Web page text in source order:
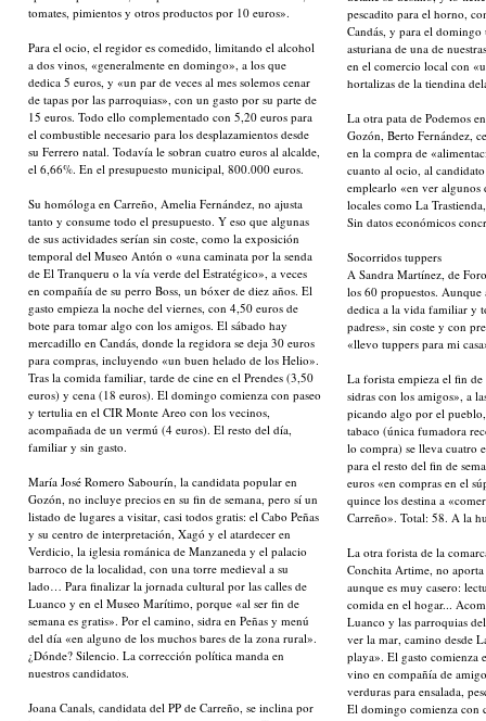
tomates, pimientos y otros productos por 10 euros».
Para el ocio, el regidor es comedido, limitando el alcohol
a dos vinos, «generalmente en domingo», a los que
dedica 5 euros, y «un par de veces al mes solemos cenar
de tapas por las parroquias», con un gasto por su parte de
15 euros. Todo ello complementado con 5,20 euros para
el combustible necesario para los desplazamientos desde
su Ferrero natal. Todavía le sobran cuatro euros al alcalde,
el 6,66%. En el presupuesto municipal, 800.000 euros.
Su homóloga en Carreño, Amelia Fernández, no ajusta
tanto y consume todo el presupuesto. Y eso que algunas
de sus actividades serían sin coste, como la exposición
temporal del Museo Antón o «una caminata por la senda
de El Tranqueru o la vía verde del Estratégico», a veces
en compañía de su perro Boss, un bóxer de diez años. El
gasto empieza la noche del viernes, con 4,50 euros de
bote para tomar algo con los amigos. El sábado hay
mercadillo en Candás, donde la regidora se deja 30 euros
para compras, incluyendo «un buen helado de los Helio».
Tras la comida familiar, tarde de cine en el Prendes (3,50
euros) y cena (18 euros). El domingo comienza con paseo
y tertulia en el CIR Monte Areo con los vecinos,
acompañada de un vermú (4 euros). El resto del día,
familiar y sin gasto.
María José Romero Sabourín, la candidata popular en
Gozón, no incluye precios en su fin de semana, pero sí un
listado de lugares a visitar, casi todos gratis: el Cabo Peñas
y su centro de interpretación, Xagó y el atardecer en
Verdicio, la iglesia románica de Manzaneda y el palacio
barroco de la localidad, con una torre medieval a su
lado… Para finalizar la jornada cultural por las calles de
Luanco y en el Museo Marítimo, porque «al ser fin de
semana es gratis». Por el camino, sidra en Peñas y menú
del día «en alguno de los muchos bares de la zona rural».
¿Dónde? Silencio. La corrección política manda en
nuestros candidatos.
Joana Canals, candidata del PP de Carreño, se inclina por
pescadito para el horno,
Candás, y para el
asturiana de una de
en el comercio local con
hortalizas de la tiendina
La otra pata de Podemos
Gozón, Berto Fernández,
en la compra de
cuanto al ocio, al
emplearlo «en ver algunos
locales como La
Sin datos económicos
Socorridos tuppers
A Sandra Martínez, de
los 60 propuestos.
dedica a la vida familiar y
padres», sin coste y con
«llevo tuppers para mi
La forista empieza el fin de
sidras con los amigos», a
picando algo por el
tabaco (única fumadora
lo compra) se lleva cuatro
para el resto del fin de
euros «en compras en el
quince los destina a
Carreño». Total: 58. A la
La otra forista de la
Conchita Artime, no aporta
aunque es muy casero:
comida en el hogar...
Luanco y las parroquias
ver la mar, camino desde
playa». El gasto comienza
vino en compañía de
verduras para ensalada,
El domingo comienza con